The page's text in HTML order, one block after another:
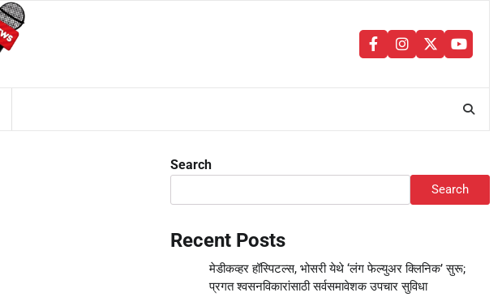
facebookinstagram
twitter
Search
Search
Recent Posts
मेडीकव्हर हॉस्पिटल्स, भोसरी येथे ‘लंग फेल्युअर क्लिनिक’ सुरू;
प्रगत श्वसनविकारांसाठी सर्वसमावेशक उपचार सुविधा